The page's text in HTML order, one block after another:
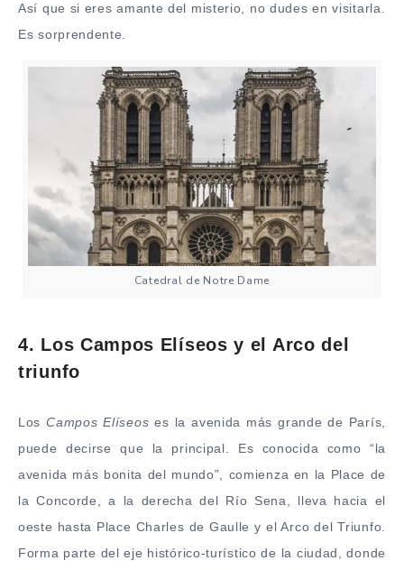
Así que si eres amante del misterio, no dudes en visitarla.
Es sorprendente.
Catedral de Notre Dame
4. Los Campos Elíseos y el Arco del
triunfo
LosCampos Elíseos es la avenida más grande de París,
puede decirse que la principal. Es conocida como “la
avenida más bonita del mundo”, comienza en la Place de
la Concorde, a la derecha del Río Sena, lleva hacia el
oeste hasta Place Charles de Gaulle y el Arco del Triunfo.
Forma parte del eje histórico-turístico de la ciudad, donde